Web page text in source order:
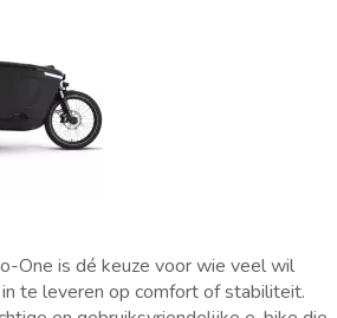
One is dé keuze voor wie veel wil
te leveren op comfort of stabiliteit.